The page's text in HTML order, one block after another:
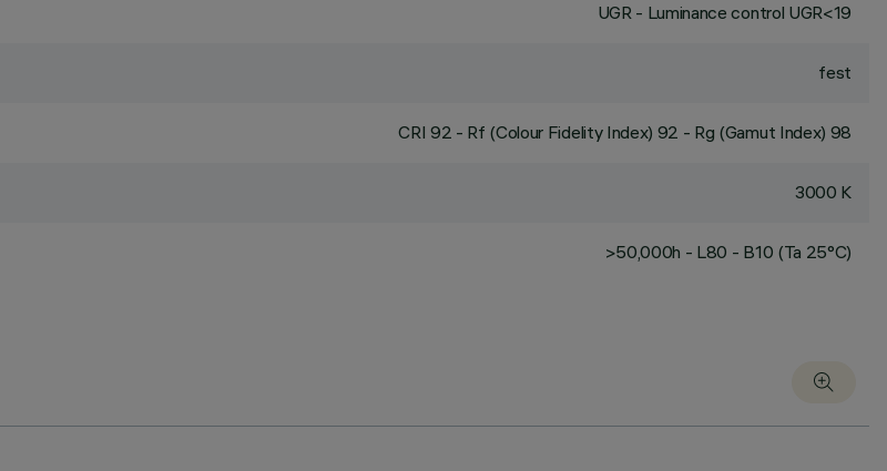
UGR - Luminance control UGR<19
fest
CRI 92 - Rf (Colour Fidelity Index) 92 - Rg (Gamut Index) 98
3000 K
>50,000h - L80 - B10 (Ta 25°C)